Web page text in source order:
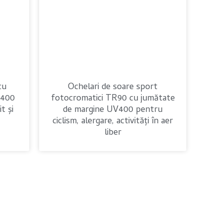
și
Ochelari de soare sport
fotocromatici TR90 cu jumătate
de margine UV400 pentru
ciclism, alergare, activități în aer
liber